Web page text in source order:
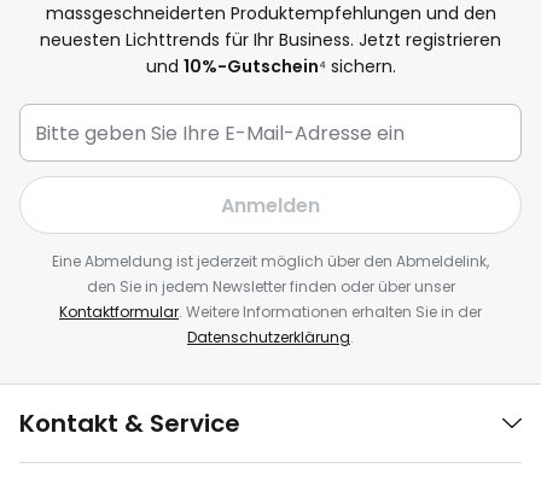
massgeschneiderten Produktempfehlungen und den
neuesten Lichttrends für Ihr Business. Jetzt registrieren
und 10%-Gutschein⁴ sichern.
Anmelden
Eine Abmeldung ist jederzeit möglich über den Abmeldelink,
den Sie in jedem Newsletter finden oder über unser
Kontaktformular. Weitere Informationen erhalten Sie in der
Datenschutzerklärung.
Kontakt & Service